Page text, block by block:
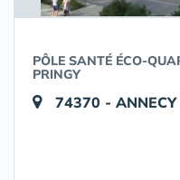
PÔLE SANTÉ ÉCO-
PRINGY
74370 - ANNECY